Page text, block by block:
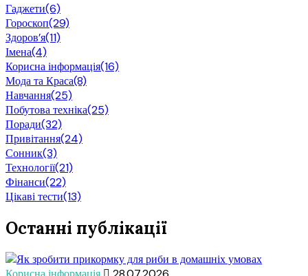
Гаджети(6)
Гороскоп(29)
Здоров’я(11)
Імена(4)
Корисна інформація(16)
Мода та Краса(8)
Навчання(25)
Побутова техніка(25)
Поради(32)
Привітання(24)
Сонник(3)
Технології(21)
Фінанси(22)
Цікаві тести(13)
Останні публікації